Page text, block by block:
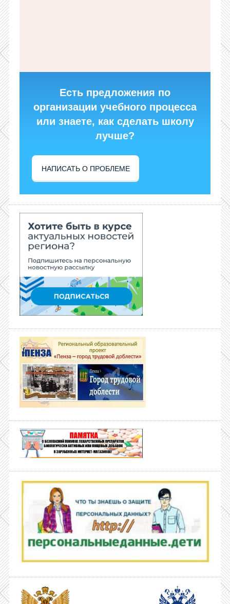
Есть предложения по
организации учебного процесса
или знаете, как сделать школу
лучше?
НАПИСАТЬ О ПРОБЛЕМЕ